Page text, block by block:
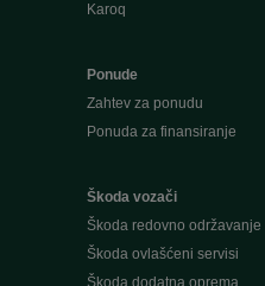
Karoq
Ponude
Zahtev za ponudu
Ponuda za finansiranje
Škoda vozači
Škoda redovno održavanje
Škoda ovlašćeni servisi
Škoda dodatna oprema